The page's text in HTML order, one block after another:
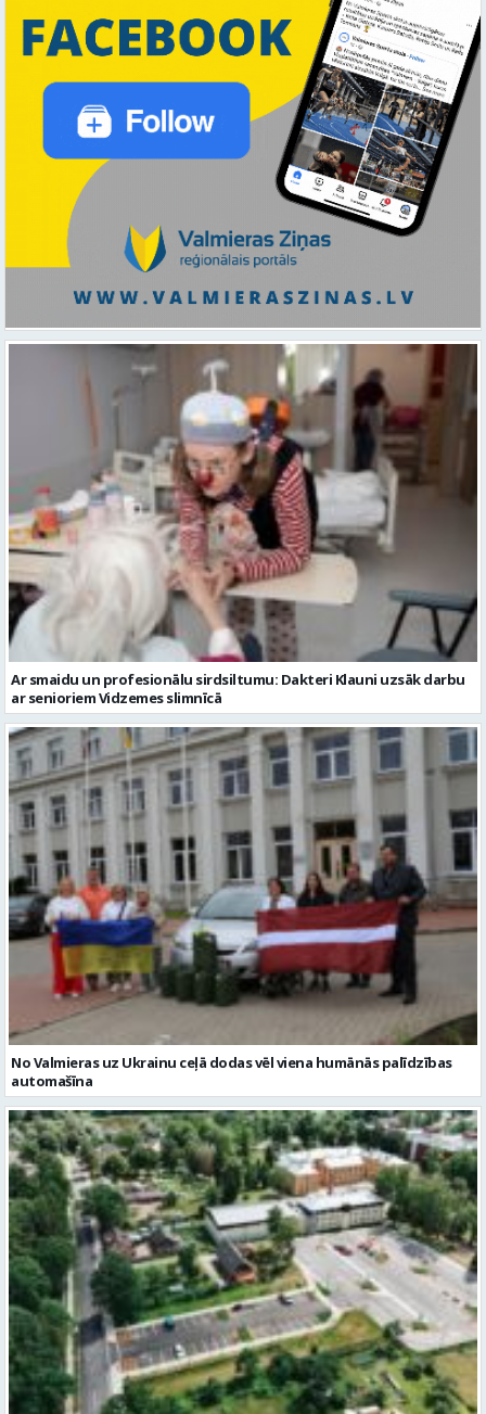
Ar smaidu un profesionālu sirdsiltumu: Dakteri Klauni uzsāk darbu
ar senioriem Vidzemes slimnīcā
No Valmieras uz Ukrainu ceļā dodas vēl viena humānās palīdzības
automašīna